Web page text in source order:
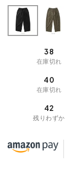
38
在庫切れ
40
在庫切れ
42
残りわずか